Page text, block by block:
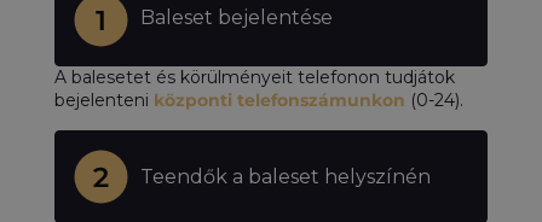
Baleset bejelentése
A balesetet és körülményeit telefonon tudjátok
bejelenteni központi telefonszámunkon (0-24).
Teendők a baleset helyszínén